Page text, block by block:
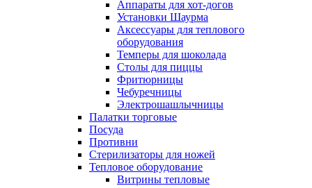
Аппараты для хот-догов
Установки Шаурма
Аксессуары для теплового
оборудования
Темперы для шоколада
Столы для пиццы
Фритюрницы
Чебуречницы
Электрошашлычницы
Палатки торговые
Посуда
Противни
Стерилизаторы для ножей
Тепловое оборудование
Витрины тепловые